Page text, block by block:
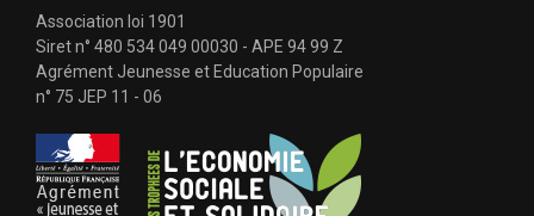
Association loi 1901
Siret n° 480 534 049 00030 - APE 94 99 Z
Agrément Jeunesse et Education Populaire
n° 75 JEP 11 - 06